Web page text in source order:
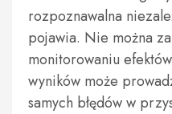
rozpoznawalna
pojawia. Nie można
monitorowaniu
wyników może
samych błędów w